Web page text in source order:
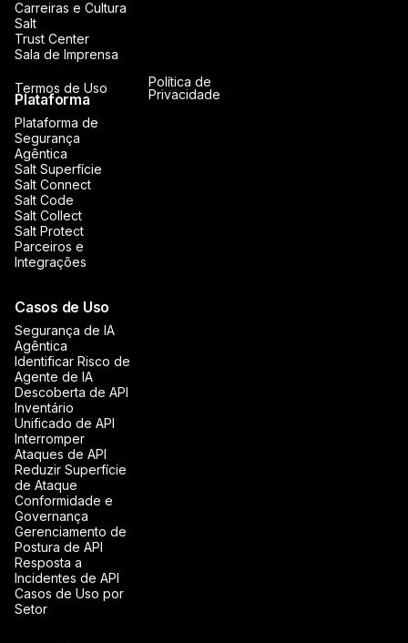
Carreiras e Cultura
Salt
Trust Center
Sala de Imprensa
Plataforma
Plataforma de
Segurança
Agêntica
Salt Superfície
Salt Connect
Salt Code
Salt Collect
Salt Protect
Parceiros e
Integrações
Casos de Uso
Segurança de IA
Agêntica
Identificar Risco de
Agente de IA
Descoberta de API
Inventário
Unificado de API
Interromper
Ataques de API
Reduzir Superfície
de Ataque
Conformidade e
Governança
Gerenciamento de
Postura de API
Resposta a
Incidentes de API
Casos de Uso por
Setor
Termos de Uso
Política de
Privacidade